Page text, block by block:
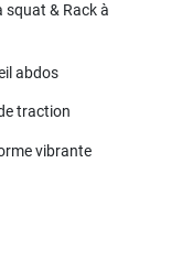
squat & Rack à
abdos
traction
vibrante